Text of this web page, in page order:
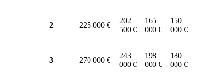
2 225 000 €
202
500 €
165
000 €
150
000 €
3 270 000 €
243
000 €
198
000 €
180
000 €